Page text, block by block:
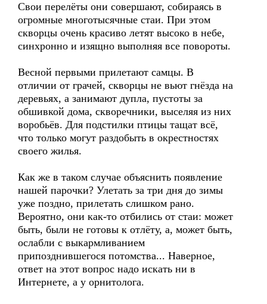
Свои перелёты они совершают, собираясь в
огромные многотысячные стаи. При этом
скворцы очень красиво летят высоко в небе,
синхронно и изящно выполняя все повороты.
Весной первыми прилетают самцы. В
отличии от грачей, скворцы не вьют гнёзда на
деревьях, а занимают дупла, пустоты за
обшивкой дома, скворечники, выселяя из них
воробьёв. Для подстилки птицы тащат всё,
что только могут раздобыть в окрестностях
своего жилья.
Как же в таком случае объяснить появление
нашей парочки? Улетать за три дня до зимы
уже поздно, прилетать слишком рано.
Вероятно, они как-то отбились от стаи: может
быть, были не готовы к отлёту, а, может быть,
ослабли с выкармливанием
припозднившегося потомства... Наверное,
ответ на этот вопрос надо искать ни в
Интернете, а у орнитолога.